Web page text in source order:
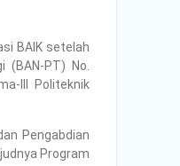
BAIK setelah
PT) No.
III Politeknik
Pengabdian
Program